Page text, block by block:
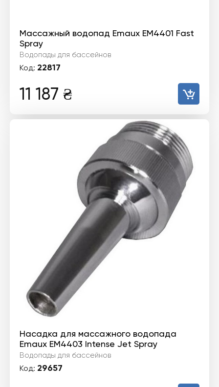
Массажный водопад Emaux EM4401 Fast
Spray
Водопады для бассейнов
Код: 22817
11 187 ₴
Насадка для массажного водопада
Emaux EM4403 Intense Jet Spray
Водопады для бассейнов
Код: 29657